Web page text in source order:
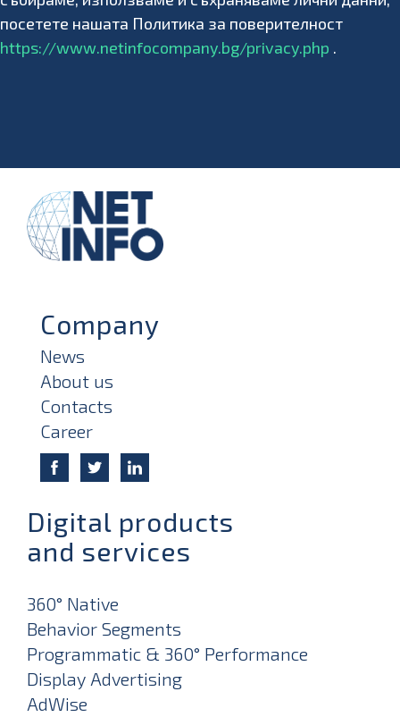
посетете нашата Политика за поверителност
https://www.netinfocompany.bg/privacy.php .
Company
News
About us
Contacts
Career
Digital products
and services
360° Native
Behavior Segments
Programmatic & 360° Performance
Display Advertising
AdWise